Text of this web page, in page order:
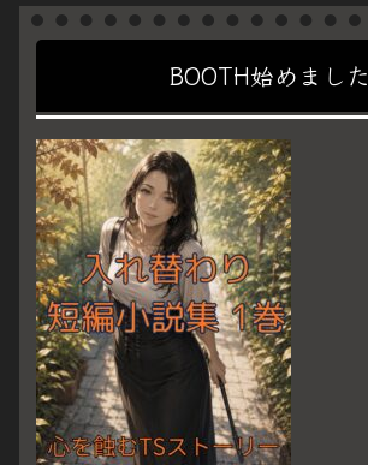
BOOTH始めました